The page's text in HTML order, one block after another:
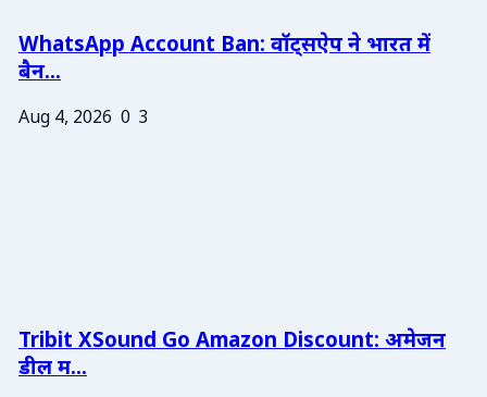
WhatsApp Account Ban: वॉट्सऐप ने भारत में
बैन...
Aug 4, 2026 0 3
Tribit XSound Go Amazon Discount: अमेजन
डील म...